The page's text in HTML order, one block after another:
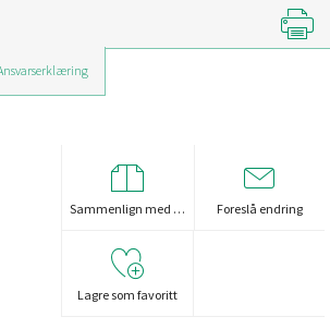
Sammenlign med … Foreslå endring
Lagre som favoritt